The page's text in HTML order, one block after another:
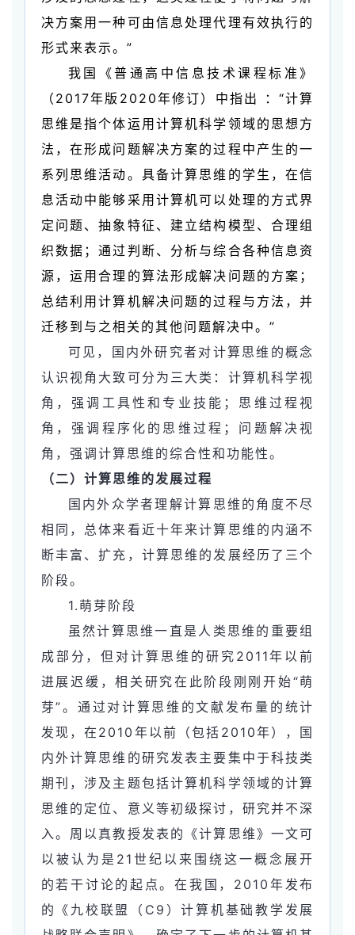
决方案用一种可由信息处理代理有效执行的
形式来表示。”
我国《普通高中信息技术课程标准》
（2017年版2020年修订）中指出 ：“计算
思维是指个体运用计算机科学领域的思想方
法，在形成问题解决方案的过程中产生的一
系列思维活动。具备计算思维的学生，在信
息活动中能够采用计算机可以处理的方式界
定问题、抽象特征、建立结构模型、合理组
织数据；通过判断、分析与综合各种信息资
源，运用合理的算法形成解决问题的方案；
总结利用计算机解决问题的过程与方法，并
迁移到与之相关的其他问题解决中。”
可见，国内外研究者对计算思维的概念
认识视角大致可分为三大类：计算机科学视
角，强调工具性和专业技能；思维过程视
角，强调程序化的思维过程；问题解决视
角，强调计算思维的综合性和功能性。
（二）计算思维的发展过程
国内外众学者理解计算思维的角度不尽
相同，总体来看近十年来计算思维的内涵不
断丰富、扩充，计算思维的发展经历了三个
阶段。
1.萌芽阶段
虽然计算思维一直是人类思维的重要组
成部分，但对计算思维的研究2011年以前
进展迟缓，相关研究在此阶段刚刚开始“萌
芽”。通过对计算思维的文献发布量的统计
发现，在2010年以前（包括2010年），国
内外计算思维的研究发表主要集中于科技类
期刊，涉及主题包括计算机科学领域的计算
思维的定位、意义等初级探讨，研究并不深
入。周以真教授发表的《计算思维》一文可
以被认为是21世纪以来围绕这一概念展开
的若干讨论的起点。在我国，2010年发布
的《九校联盟（C9）计算机基础教学发展